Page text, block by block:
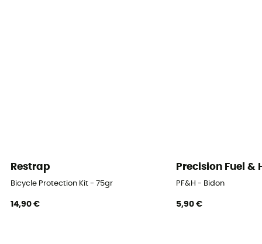
Restrap
Bicycle Protection Kit - 75gr
14,90 €
Precision Fuel &
PF&H - Bidon
5,90 €